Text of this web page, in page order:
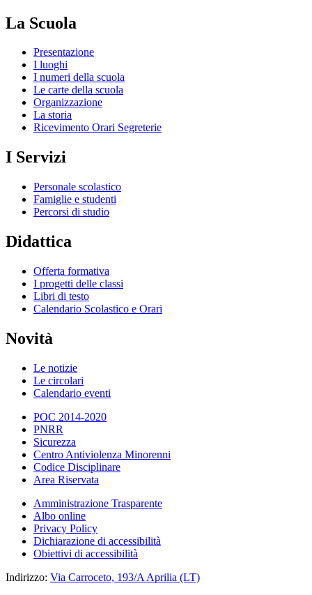
La Scuola
Presentazione
I luoghi
I numeri della scuola
Le carte della scuola
Organizzazione
La storia
Ricevimento Orari Segreterie
I Servizi
Personale scolastico
Famiglie e studenti
Percorsi di studio
Didattica
Offerta formativa
I progetti delle classi
Libri di testo
Calendario Scolastico e Orari
Novità
Le notizie
Le circolari
Calendario eventi
POC 2014-2020
PNRR
Sicurezza
Centro Antiviolenza Minorenni
Codice Disciplinare
Area Riservata
Amministrazione Trasparente
Albo online
Privacy Policy
Dichiarazione di accessibilità
Obiettivi di accessibilità
Indirizzo: Via Carroceto, 193/A Aprilia (LT)